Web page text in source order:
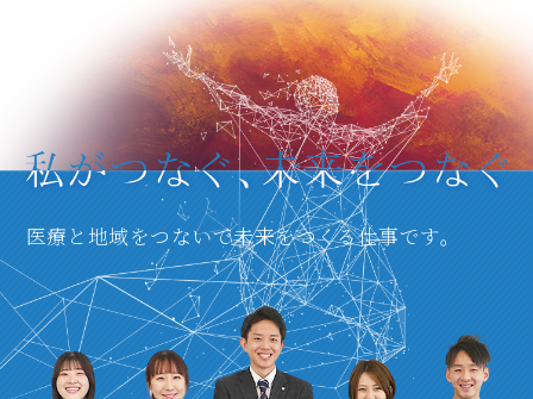
医療と地域をつないで未来をつくる仕事です。